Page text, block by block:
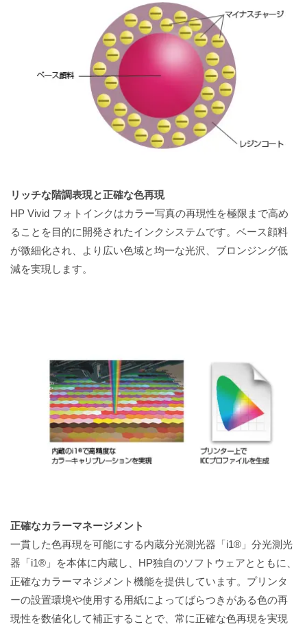
リッチな階調表現と正確な色再現
HP Vivid フォトインクはカラー写真の再現性を極限まで高め
ることを目的に開発されたインクシステムです。ベース顔料
が微細化され、より広い色域と均一な光沢、ブロンジング低
減を実現します。
正確なカラーマネージメント
一貫した色再現を可能にする内蔵分光測光器「i1®」分光測光
器「i1®」を本体に内蔵し、HP独自のソフトウェアとともに、
正確なカラーマネジメント機能を提供しています。プリンタ
ーの設置環境や使用する用紙によってばらつきがある色の再
現性を数値化して補正することで、常に正確な色再現を実現